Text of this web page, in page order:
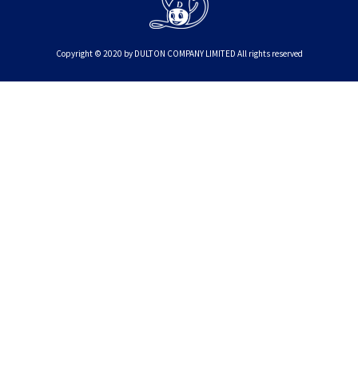
Copyright © 2020 by DULTON COMPANY LIMITED All rights reserved